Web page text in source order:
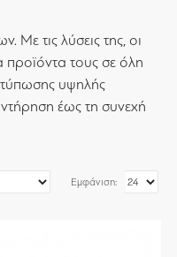
Με τις λύσεις της, οι
προϊόντα τους σε όλη
υψηλής
έως τη συνεχή
Εμφάνιση: